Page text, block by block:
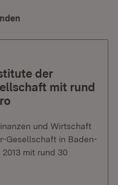
der
mit rund
und Wirtschaft
Gesellschaft in Baden-
mit rund 30